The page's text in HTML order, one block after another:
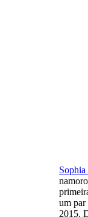
um par
2015.